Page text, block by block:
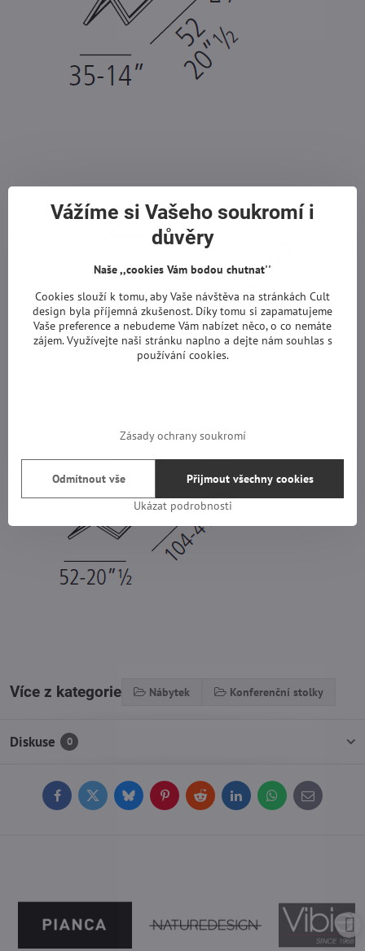
Více z kategorie Nábytek Konferenční stolky
Diskuse 0
FacebookTwitterBlueskyPinterestReddit LinkedInWhatsApp
E-
mail
Vážíme si Vašeho soukromí i
důvěry
Naše ,,cookies Vám bodou chutnat''
Cookies slouží k tomu, aby Vaše návštěva na stránkách Cult
design byla příjemná zkušenost. Díky tomu si zapamatujeme
Vaše preference a nebudeme Vám nabízet něco, o co nemáte
zájem. Využívejte naši stránku naplno a dejte nám souhlas s
používání cookies.
Zásady ochrany soukromí
Ukázat podrobnosti
Přijmout všechny cookies
Odmítnout vše